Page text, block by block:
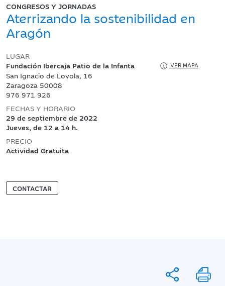
CONGRESOS Y JORNADAS
Aterrizando la sostenibilidad en
Aragón
LUGAR
Fundación Ibercaja Patio de la Infanta
VER MAPA
San Ignacio de Loyola, 16
Zaragoza 50008
976 971 926
FECHAS Y HORARIO
29 de septiembre de 2022
Jueves, de 12 a 14 h.
PRECIO
Actividad Gratuita
CONTACTAR